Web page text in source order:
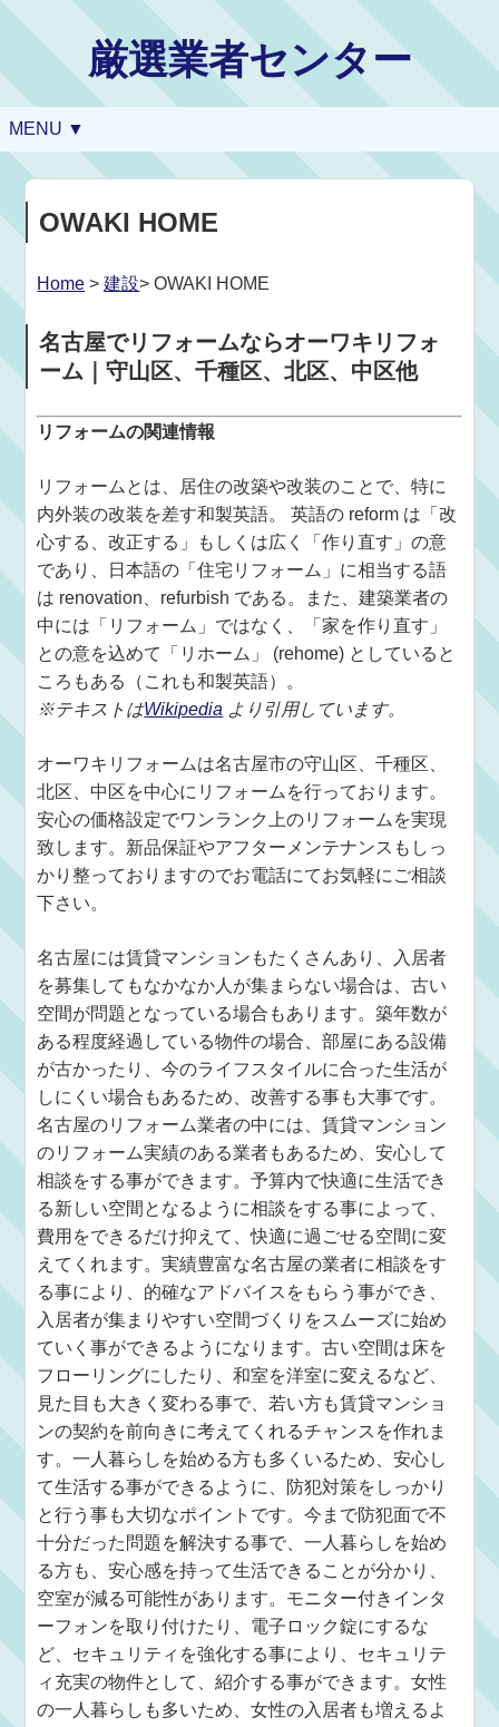
厳選業者センター
MENU ▼
OWAKI HOME
Home >建設> OWAKI HOME
名古屋でリフォームならオーワキリフォ
ーム｜守山区、千種区、北区、中区他
リフォームの関連情報
リフォームとは、居住の改築や改装のことで、特に
内外装の改装を差す和製英語。 英語の reform は「改
心する、改正する」もしくは広く「作り直す」の意
であり、日本語の「住宅リフォーム」に相当する語
は renovation、refurbish である。また、建築業者の
中には「リフォーム」ではなく、「家を作り直す」
との意を込めて「リホーム」 (rehome) としていると
ころもある（これも和製英語）。
※テキストはWikipedia より引用しています。
オーワキリフォームは名古屋市の守山区、千種区、
北区、中区を中心にリフォームを行っております。
安心の価格設定でワンランク上のリフォームを実現
致します。新品保証やアフターメンテナンスもしっ
かり整っておりますのでお電話にてお気軽にご相談
下さい。
名古屋には賃貸マンションもたくさんあり、入居者
を募集してもなかなか人が集まらない場合は、古い
空間が問題となっている場合もあります。築年数が
ある程度経過している物件の場合、部屋にある設備
が古かったり、今のライフスタイルに合った生活が
しにくい場合もあるため、改善する事も大事です。
名古屋のリフォーム業者の中には、賃貸マンション
のリフォーム実績のある業者もあるため、安心して
相談をする事ができます。予算内で快適に生活でき
る新しい空間となるように相談をする事によって、
費用をできるだけ抑えて、快適に過ごせる空間に変
えてくれます。実績豊富な名古屋の業者に相談をす
る事により、的確なアドバイスをもらう事ができ、
入居者が集まりやすい空間づくりをスムーズに始め
ていく事ができるようになります。古い空間は床を
フローリングにしたり、和室を洋室に変えるなど、
見た目も大きく変わる事で、若い方も賃貸マンショ
ンの契約を前向きに考えてくれるチャンスを作れま
す。一人暮らしを始める方も多くいるため、安心し
て生活する事ができるように、防犯対策をしっかり
と行う事も大切なポイントです。今まで防犯面で不
十分だった問題を解決する事で、一人暮らしを始め
る方も、安心感を持って生活できることが分かり、
空室が減る可能性があります。モニター付きインタ
ーフォンを取り付けたり、電子ロック錠にするな
ど、セキュリティを強化する事により、セキュリテ
ィ充実の物件として、紹介する事ができます。女性
の一人暮らしも多いため、女性の入居者も増えるよ